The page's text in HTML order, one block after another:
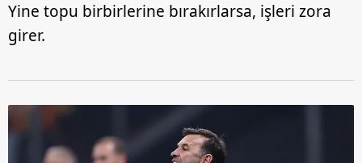
Yine topu birbirlerine bırakırlarsa, işleri zora
girer.